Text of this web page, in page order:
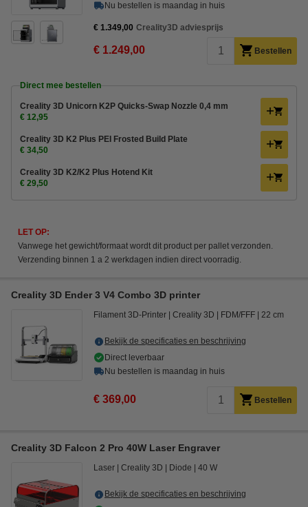
Nu bestellen is maandag in huis
€ 1.349,00 Creality3D adviesprijs
€ 1.249,00 Bestellen
Direct mee bestellen
Creality 3D Unicorn K2P Quicks-Swap Nozzle 0,4 mm
€ 12,95
Creality 3D K2 Plus PEI Frosted Build Plate
€ 34,50
Creality 3D K2/K2 Plus Hotend Kit
€ 29,50
LET OP:
Vanwege het gewicht/formaat wordt dit product per pallet verzonden.
Verzending binnen 1 a 2 werkdagen indien direct voorradig.
Creality 3D Ender 3 V4 Combo 3D printer
Filament 3D-Printer Creality 3D FDM/FFF 22 cm
Bekijk de specificaties en beschrijving
Direct leverbaar
Nu bestellen is maandag in huis
€ 369,00 Bestellen
Creality 3D Falcon 2 Pro 40W Laser Engraver
Laser Creality 3D Diode 40 W
Bekijk de specificaties en beschrijving